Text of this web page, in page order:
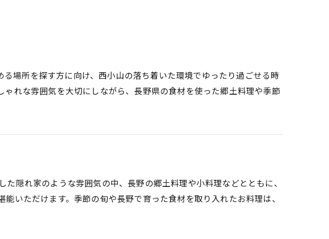
る場所を探す方に向け、西小山の落ち着いた環境でゆったり過ごせる時
ゃれな雰囲気を大切にしながら、長野県の食材を使った郷土料理や季節
た隠れ家のような雰囲気の中、長野の郷土料理や小料理などとともに、
能いただけます。季節の旬や長野で育った食材を取り入れたお料理は、